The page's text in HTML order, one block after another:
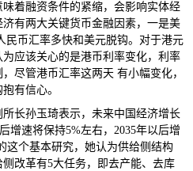
着融资条件的紧缩，会影响实体经
有两大关键货币金融因素，一是美
民币汇率多快和美元脱钩。对于港元
应该关心的是港币利率变化，利率
尽管港币汇率这两天 有小幅变化，
有信心。
长孙玉琦表示，未来中国经济增长
增速将保持5%左右， 2035年以后增
这个基本研究，她认为供给侧结构
侧改革有5大任务，即去产能、去库